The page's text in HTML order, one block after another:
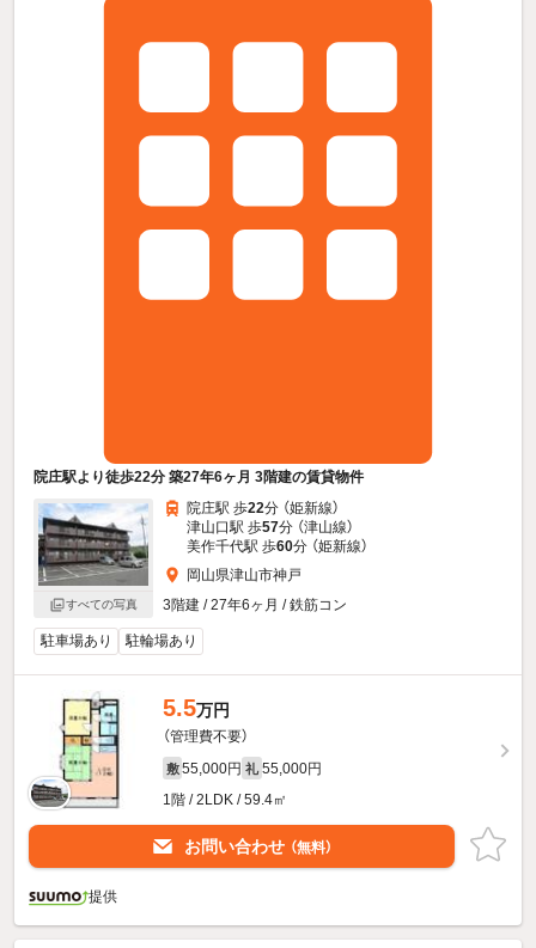
院庄駅より徒歩22分 築27年6ヶ月 3階建の賃貸物件
すべての写真
院庄駅 歩22分 （姫新線）
津山口駅 歩57分 （津山線）
美作千代駅 歩60分 （姫新線）
岡山県津山市神戸
3階建 / 27年6ヶ月 / 鉄筋コン
駐車場あり 駐輪場あり
5.5万円
（管理費不要）
敷 55,000円 礼 55,000円
1階 / 2LDK / 59.4㎡
お問い合わせ （無料）
提供